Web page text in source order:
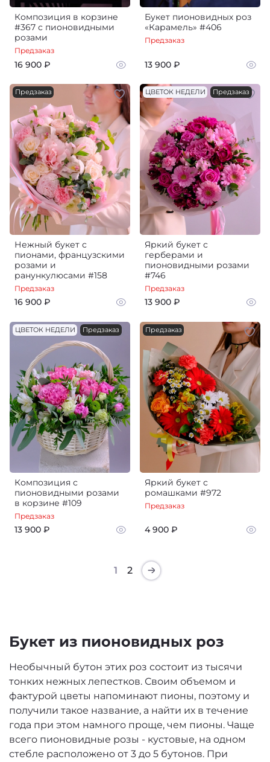
Композиция в корзине
#367 с пионовидными
розами
Предзаказ
16 900 ₽
Букет пионовидных роз
«Карамель» #406
Предзаказ
13 900 ₽
Предзаказ
Нежный букет с
пионами, французскими
розами и
ранункулюсами #158
Предзаказ
16 900 ₽
ЦВЕТОК НЕДЕЛИ Предзаказ
Яркий букет с
герберами и
пионовидными розами
#746
Предзаказ
13 900 ₽
ЦВЕТОК НЕДЕЛИ Предзаказ
Композиция с
пионовидными розами
в корзине #109
Предзаказ
13 900 ₽
Предзаказ
Яркий букет с
ромашками #972
Предзаказ
4 900 ₽
1 2
Букет из пионовидных роз
Необычный бутон этих роз состоит из тысячи
тонких нежных лепестков. Своим объемом и
фактурой цветы напоминают пионы, поэтому и
получили такое название, а найти их в течение
года при этом намного проще, чем пионы. Чаще
всего пионовидные розы - кустовые, на одном
стебле расположено от 3 до 5 бутонов. При